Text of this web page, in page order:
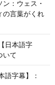
：ウェス・
の言葉がくれ
日本語字
いて
語字幕】：